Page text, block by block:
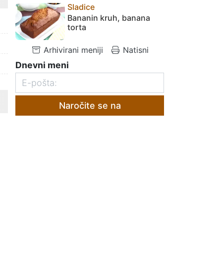
Sladice
Bananin kruh, banana
torta
Arhivirani meniji Natisni
Dnevni meni
Naročite se na